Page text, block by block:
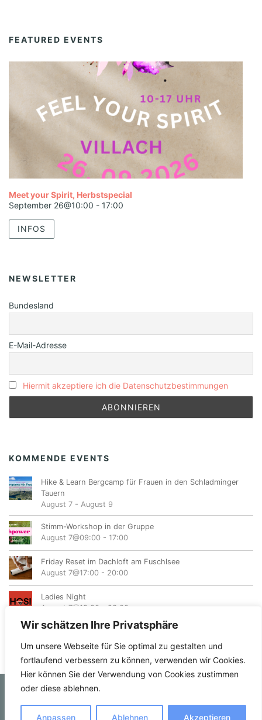
Wir schätzen Ihre Privatsphäre
Um unsere Webseite für Sie optimal zu gestalten und
fortlaufend verbessern zu können, verwenden wir Cookies.
Hier können Sie der Verwendung von Cookies zustimmen
oder diese ablehnen.
Anpassen Ablehnen Akzeptieren
FEATURED EVENTS
Meet your Spirit, Herbstspecial
September 26@10:00 - 17:00
INFOS
NEWSLETTER
Bundesland
E-Mail-Adresse
Hiermit akzeptiere ich die Datenschutzbestimmungen
KOMMENDE EVENTS
Hike & Learn Bergcamp für Frauen in den Schladminger
Tauern
August 7 - August 9
Stimm-Workshop in der Gruppe
August 7@09:00 - 17:00
Friday Reset im Dachloft am Fuschlsee
August 7@17:00 - 20:00
Ladies Night
August 7@19:00
23:00